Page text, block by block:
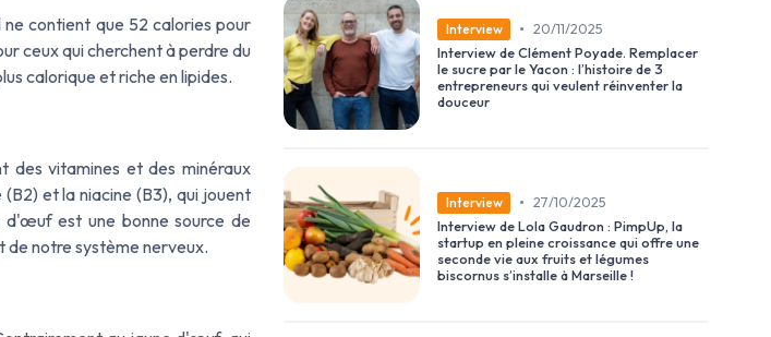
contient que 52 calories pour
ceux qui cherchent à perdre du
calorique et riche en lipides.
des vitamines et des minéraux
et la niacine (B3), qui jouent
d'œuf est une bonne source de
de notre système nerveux.
Interview • 20/11/2025
Interview de Clément Poyade. Remplacer
le sucre par le Yacon : l’histoire de 3
entrepreneurs qui veulent réinventer la
douceur
Interview • 27/10/2025
Interview de Lola Gaudron : PimpUp, la
startup en pleine croissance qui offre une
seconde vie aux fruits et légumes
biscornus s’installe à Marseille !